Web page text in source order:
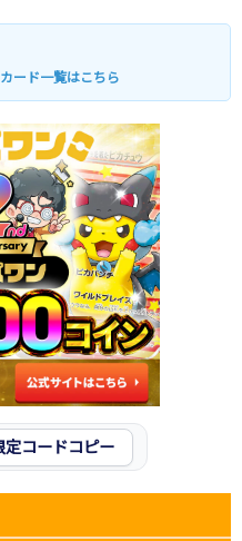
ード一覧はこちら
定コードコピー